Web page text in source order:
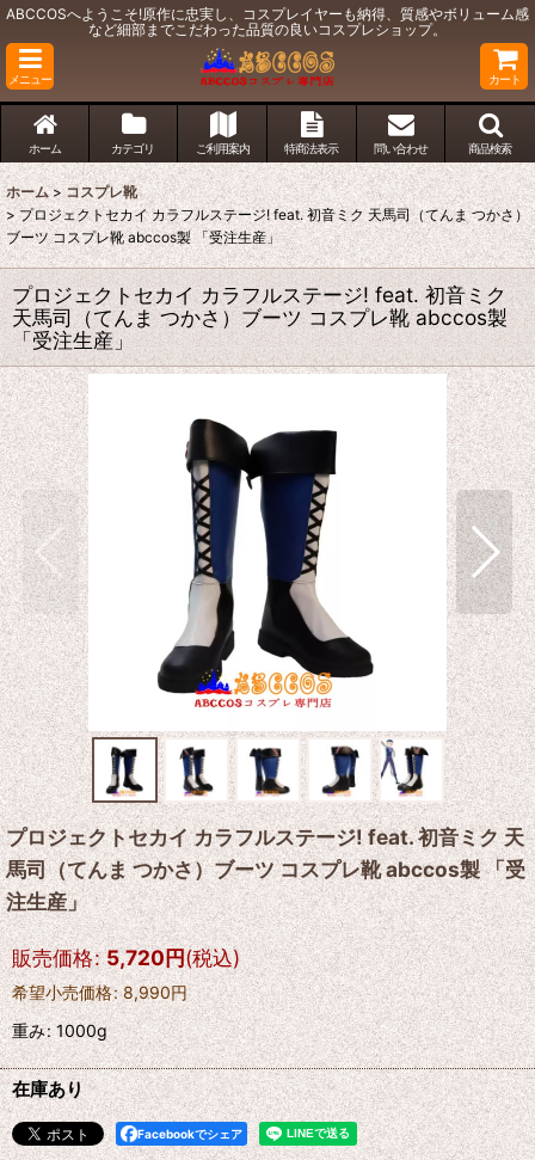
ABCCOSへようこそ!原作に忠実し、コスプレイヤーも納得、質感やボリューム感
など細部までこだわった品質の良いコスプレショップ。
メニュー カート
ホーム カテゴリ ご利用案内 特商法表示 問い合わせ 商品検索
ホーム > コスプレ靴
> プロジェクトセカイ カラフルステージ! feat. 初音ミク 天馬司（てんま つかさ）
ブーツ コスプレ靴 abccos製 「受注生産」
プロジェクトセカイ カラフルステージ! feat. 初音ミク
天馬司（てんま つかさ）ブーツ コスプレ靴 abccos製
「受注生産」
プロジェクトセカイ カラフルステージ! feat. 初音ミク 天
馬司（てんま つかさ）ブーツ コスプレ靴 abccos製 「受
注生産」
販売価格: 5,720円(税込)
希望小売価格: 8,990円
重み:1000g
在庫あり
Facebookでシェア